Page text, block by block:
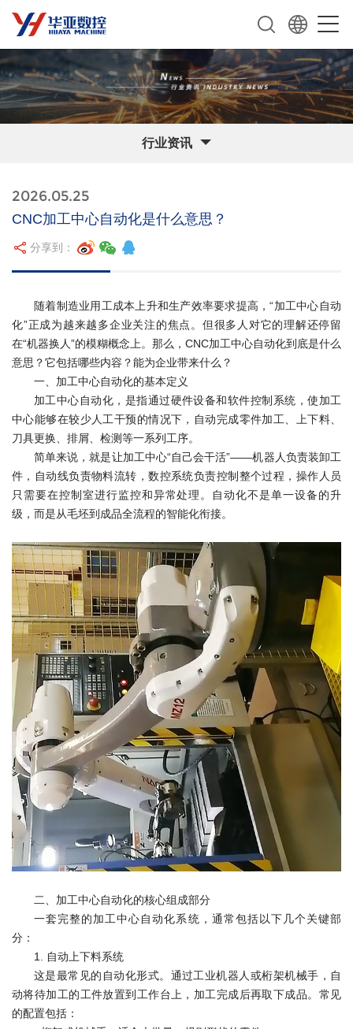
行业资讯
2026.05.25
CNC加工中心自动化是什么意思？
分享到：
随着制造业用工成本上升和生产效率要求提高，“加工中心自动
化”正成为越来越多企业关注的焦点。但很多人对它的理解还停留
在“机器换人”的模糊概念上。那么，CNC加工中心自动化到底是什么
意思？它包括哪些内容？能为企业带来什么？
一、加工中心自动化的基本定义
加工中心自动化，是指通过硬件设备和软件控制系统，使加工
中心能够在较少人工干预的情况下，自动完成零件加工、上下料、
刀具更换、排屑、检测等一系列工序。
简单来说，就是让加工中心“自己会干活”——机器人负责装卸工
件，自动线负责物料流转，数控系统负责控制整个过程，操作人员
只需要在控制室进行监控和异常处理。
自动化不是单一设备的升
级，而是从毛坯到成品全流程的智能化衔接。
二、加工中心自动化的核心组成部分
一套完整的加工中心自动化系统，通常包括以下几个关键部
分：
1. 自动上下料系统
这是最常见的自动化形式。通过工业机器人或桁架机械手，自
动将待加工的工件放置到工作台上，加工完成后再取下成品。常见
的配置包括：